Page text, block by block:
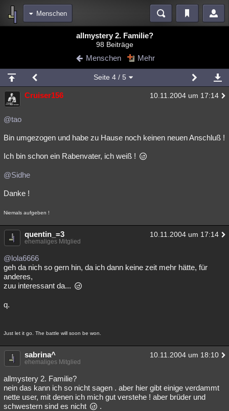
Menschen
Blogs
Chat Wiki Neuigkeiten
meine Rubriken
Menschen Wissenschaft Mystery Kriminalfälle
Spiritualität
Natur Umfragen Unterhaltung
weitere Rubriken
Astronomie
Übersichten
Besucht Teilgenommen
Lesenswert
allmystery 2. Familie?
98 Beiträge
Menschen Mehr
Seite 4/ 5
Cruiser156 10.11.2004 um 17:14
@tao
Bin umgezogen und habe zu Hause noch keinen neuen Anschluß !
Ich bin schon ein Rabenvater, ich weiß !
@Sidhe
Danke !
Niemals aufgeben !
quentin_=3 10.11.2004 um 17:14
ehemaliges Mitglied
@lola6666
geh da nich so gern hin, da ich dann keine zeit mehr hätte, für
anderes,
zuu interessant da...
q.
Just let it go. The battle will soon be won.
sabrina^ 10.11.2004 um 18:10
ehemaliges Mitglied
allmystery 2. Familie?
nein das kann ich so nicht sagen . aber hier gibt einige verdammt
nette user, mit denen ich mich gut verstehe ! aber brüder und
schwestern sind es nicht
.